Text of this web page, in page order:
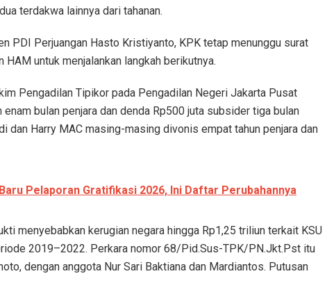
terdakwa lainnya dari tahanan.
PDI Perjuangan Hasto Kristiyanto, KPK tetap menunggu surat
untuk menjalankan langkah berikutnya.
Pengadilan Tipikor pada Pengadilan Negeri Jakarta Pusat
bulan penjara dan denda Rp500 juta subsider tiga bulan
dan Harry MAC masing-masing divonis empat tahun penjara dan
Pelaporan Gratifikasi 2026, Ini Daftar Perubahannya
menyebabkan kerugian negara hingga Rp1,25 triliun terkait KSU
2019–2022. Perkara nomor 68/Pid.Sus-TPK/PN.Jkt.Pst itu
dengan anggota Nur Sari Baktiana dan Mardiantos. Putusan